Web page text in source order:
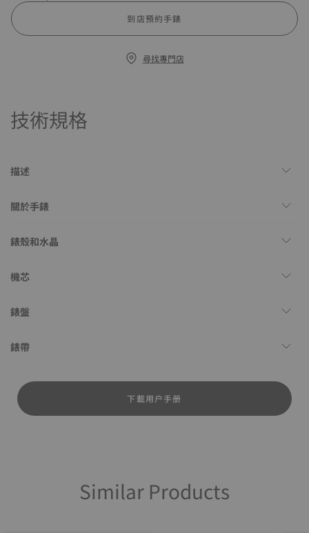
到店預約手錶
尋找專門店
技術規格
描述
關於手錶
錶殼和水晶
機芯
錶盤
錶帶
下載用户手册
Similar Products